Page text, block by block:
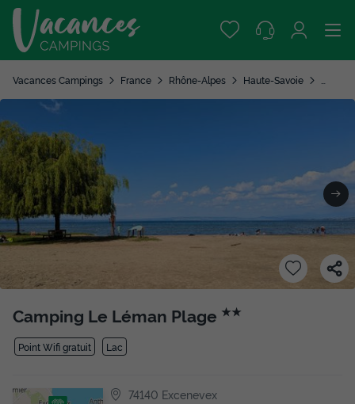
Vacances Campings France Rhône-Alpes Haute-Savoie
Camping Le Léman Plage ★★
Point Wifi gratuit Lac
74140 Excenevex